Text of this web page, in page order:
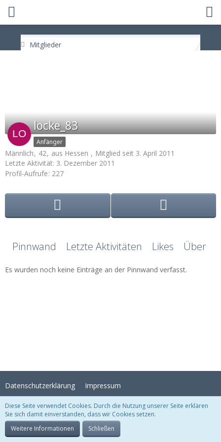
Mitglieder
locke_83
Anfänger
Männlich 42 aus Hessen
Mitglied seit 3. April 2011
Letzte Aktivität: 3. Dezember 2011
Profil-Aufrufe 227
Pinnwand Letzte Aktivitäten Likes Über
Es wurden noch keine Einträge an der Pinnwand verfasst.
Datenschutzerklärung Impressum
Stil:Crystal Temptation , erstellt vonKittMedia
Community-Software:
Diese Seite verwendet Cookies. Durch die Nutzung unserer Seite erklären
Sie sich damit einverstanden, dass wir Cookies setzen.
Weitere Informationen
Schließen